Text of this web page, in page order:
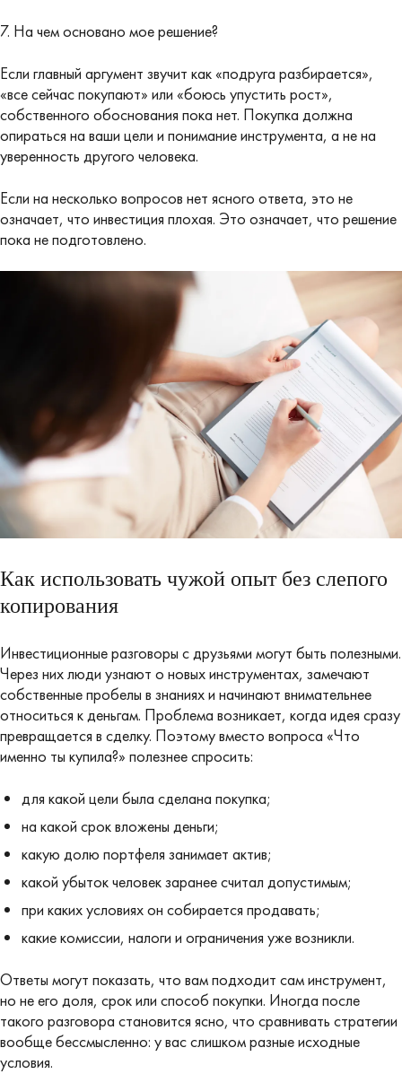
7. На чем основано мое решение?
Если главный аргумент звучит как «подруга разбирается»,
«все сейчас покупают» или «боюсь упустить рост»,
собственного обоснования пока нет. Покупка должна
опираться на ваши цели и понимание инструмента, а не на
уверенность другого человека.
Если на несколько вопросов нет ясного ответа, это не
означает, что инвестиция плохая. Это означает, что решение
пока не подготовлено.
Как использовать чужой опыт без слепого
копирования
Инвестиционные разговоры с друзьями могут быть полезными.
Через них люди узнают о новых инструментах, замечают
собственные пробелы в знаниях и начинают внимательнее
относиться к деньгам. Проблема возникает, когда идея сразу
превращается в сделку. Поэтому вместо вопроса «Что
именно ты купила?» полезнее спросить:
для какой цели была сделана покупка;
на какой срок вложены деньги;
какую долю портфеля занимает актив;
какой убыток человек заранее считал допустимым;
при каких условиях он собирается продавать;
какие комиссии, налоги и ограничения уже возникли.
Ответы могут показать, что вам подходит сам инструмент,
но не его доля, срок или способ покупки. Иногда после
такого разговора становится ясно, что сравнивать стратегии
вообще бессмысленно: у вас слишком разные исходные
условия.